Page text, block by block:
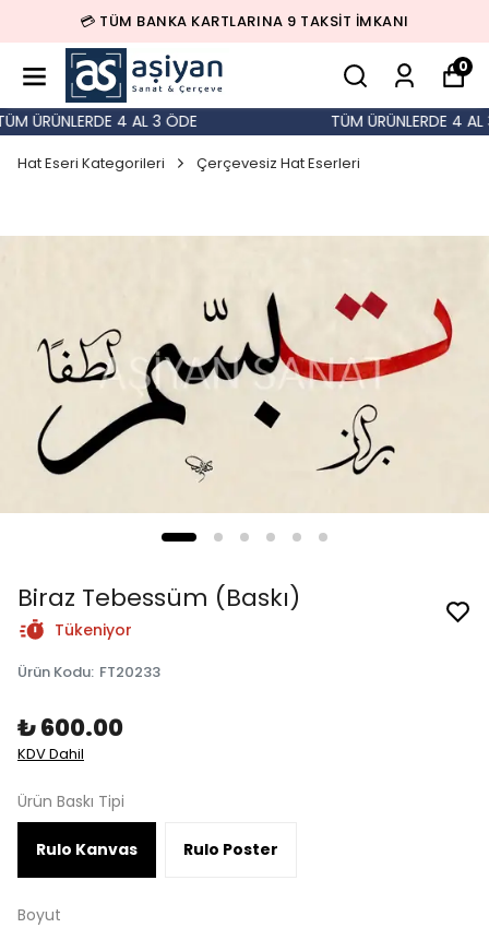
💳 TÜM BANKA KARTLARINA 9 TAKSİT İMKANI
0
ÜRÜNLERDE 4 AL 3 ÖDE TÜM ÜRÜNLERDE 4 AL
Hat Eseri Kategorileri Çerçevesiz Hat Eserleri
Biraz Tebessüm (Baskı)
Tükeniyor
Ürün Kodu: FT20233
₺ 600.00
KDV Dahil
Ürün Baskı Tipi
Rulo Kanvas Rulo Poster
Boyut